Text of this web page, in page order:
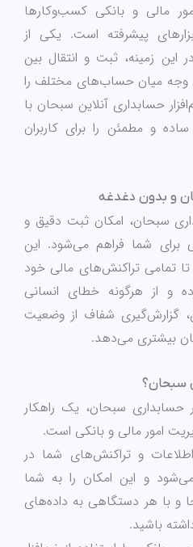
مالی و بانکی کسب‌وکارها
پیشرفته است. یکی از
این زمینه، ثبت و انتقال بین
وجه میان حساب‌های مختلف را
حسابداری آنلاین سبحان با
ساده و مطمئن را برای کاربران
و بدون دغدغه
سبحان، امکان ثبت دقیق و
برای شما فراهم می‌شود. این
تمامی تراکنش‌های مالی خود
و از هرگونه خطای انسانی
گزارش‌گیری شفاف از وضعیت
بیشتری می‌دهد.
سبحان؟
حسابداری سبحان، یک راهکار
امور مالی و بانکی است.
و تراکنش‌های شما در
و این امکان را به شما
و با هر دستگاهی به داده‌های
باشید.